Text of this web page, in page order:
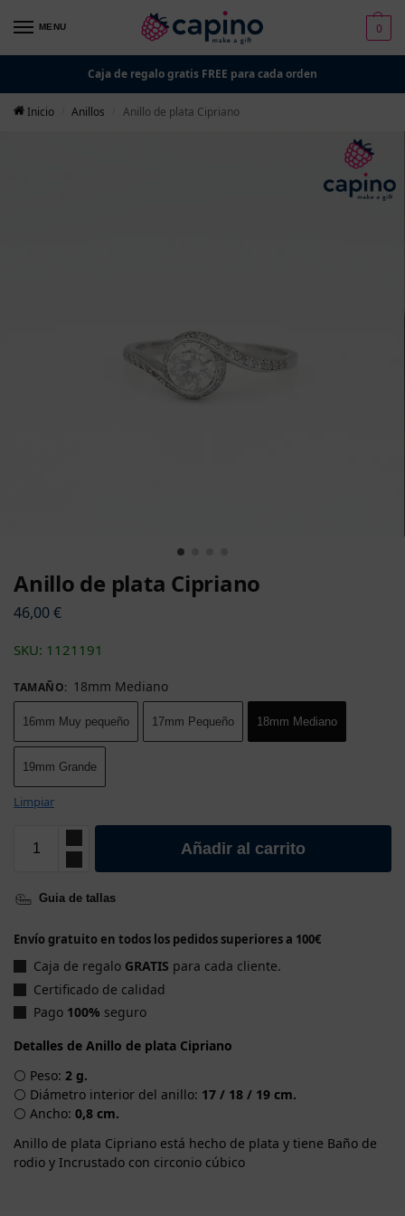
MENU 0
Caja de regalo gratis FREE para cada orden
Inicio Anillos Anillo de plata Cipriano
Anillo de plata Cipriano
46,00€
SKU: 1121191
TAMAÑO: 18mm Medianо
16mm Muy pequeño 17mm Pequeñо 18mm Medianо
19mm Grande
Limpiar
Añadir al carrito
Guia de tallas
Envío gratuito en todos los pedidos superiores a 100€
Caja de regalo GRATIS para cada cliente.
Certificado de calidad
Pago 100% seguro
Detalles de Anillo de plata Cipriano
⚪ Peso: 2 g.
⚪ Diámetro interior del anillo: 17 / 18 / 19 cm.
⚪ Ancho: 0,8 cm.
Anillo de plata Cipriano está hecho de plata y tiene Baño de
rodio y Incrustado con circonio cúbico